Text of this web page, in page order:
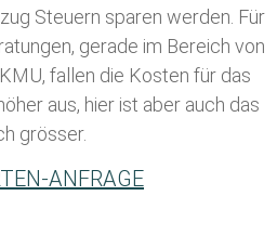
Steuern sparen werden. Für
gerade im Bereich von
fallen die Kosten für das
aus, hier ist aber auch das
grösser.
ANFRAGE